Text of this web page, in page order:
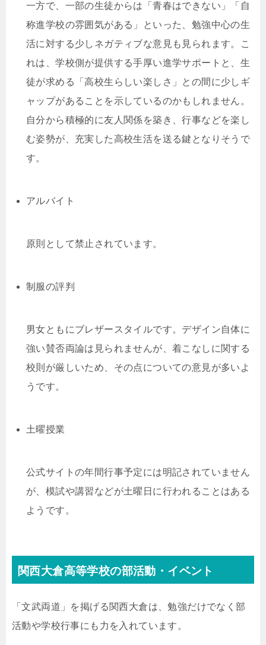
一方で、一部の生徒からは「青春はできない」「自
称進学校の雰囲気がある」といった、勉強中心の生
活に対する少しネガティブな意見も見られます。こ
れは、学校側が提供する手厚い進学サポートと、生
徒が求める「高校生らしい楽しさ」との間に少しギ
ャップがあることを示しているのかもしれません。
自分から積極的に友人関係を築き、行事などを楽し
む姿勢が、充実した高校生活を送る鍵となりそうで
す。
アルバイト
原則として禁止されています。
制服の評判
男女ともにブレザースタイルです。デザイン自体に
強い賛否両論は見られませんが、着こなしに関する
校則が厳しいため、その点についての意見が多いよ
うです。
土曜授業
公式サイトの年間行事予定には明記されていません
が、模試や講習などが土曜日に行われることはある
ようです。
関西大倉高等学校の部活動・イベント
「文武両道」を掲げる関西大倉は、勉強だけでなく部
活動や学校行事にも力を入れています。